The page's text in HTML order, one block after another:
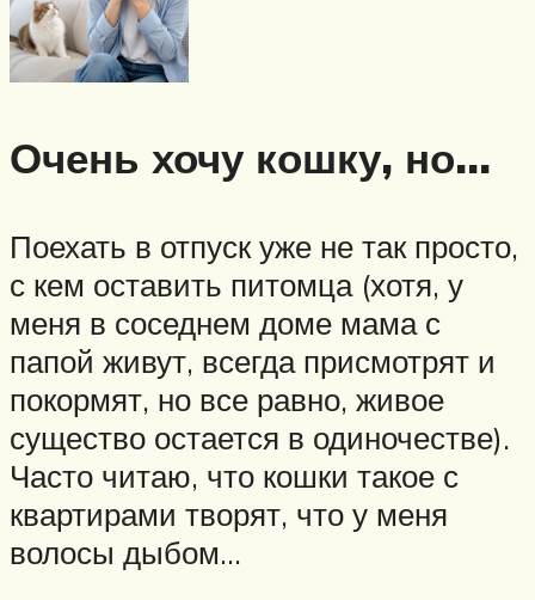
Очень хочу кошку, но…
Поехать в отпуск уже не так просто,
с кем оставить питомца (хотя, у
меня в соседнем доме мама с
папой живут, всегда присмотрят и
покормят, но все равно, живое
существо остается в одиночестве).
Часто читаю, что кошки такое с
квартирами творят, что у меня
волосы дыбом…